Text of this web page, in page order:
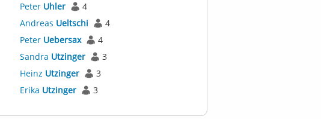
Peter Uhler
4
Andreas Ueltschi
4
Peter Uebersax
4
Sandra Utzinger
3
Heinz Utzinger
3
Erika Utzinger 3